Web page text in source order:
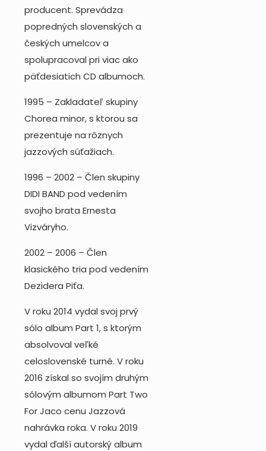
producent. Sprevádza
popredných slovenských a
českých umelcov a
spolupracoval pri viac ako
päťdesiatich CD albumoch.
1995 – Zakladateľ skupiny
Chorea minor, s ktorou sa
prezentuje na rôznych
jazzových súťažiach.
1996 – 2002 – Člen skupiny
DIDI BAND pod vedením
svojho brata Ernesta
Vizváryho.
2002 – 2006 – Člen
klasického tria pod vedením
Dezidera Piťa.
V roku 2014 vydal svoj prvý
sólo album Part 1, s ktorým
absolvoval veľké
celoslovenské turné. V roku
2016 získal so svojím druhým
sólovým albumom Part Two
For Jaco cenu Jazzová
nahrávka roka. V roku 2019
vydal ďalší autorský album